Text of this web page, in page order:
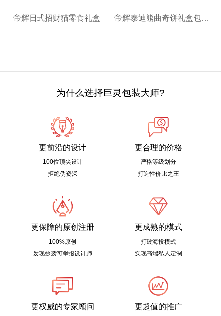
帝辉日式招财猫零食礼盒 帝辉泰迪熊曲奇饼礼盒包装设计
为什么选择巨灵包装大师?
更前沿的设计
100位顶尖设计
拒绝伪资深
更合理的价格
严格等级划分
打造性价比之王
更保障的原创注册
100%原创
发现抄袭可举报设计师
更成熟的模式
打破海投模式
实现高端私人定制
更权威的专家顾问 更超值的推广